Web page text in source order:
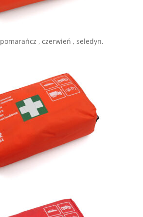
pomarańcz , czerwień , seledyn.